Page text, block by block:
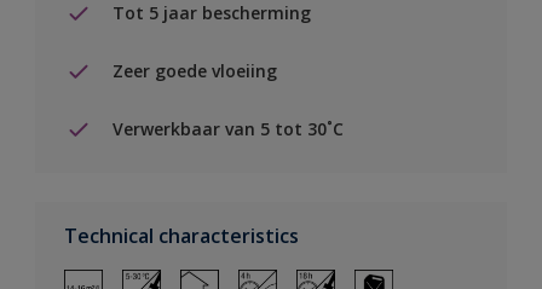
Tot 5 jaar bescherming
Zeer goede vloeiing
Verwerkbaar van 5 tot 30˚C
Technical characteristics